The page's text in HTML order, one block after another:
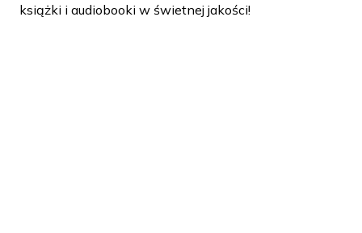
książki i audiobooki w świetnej jakości!